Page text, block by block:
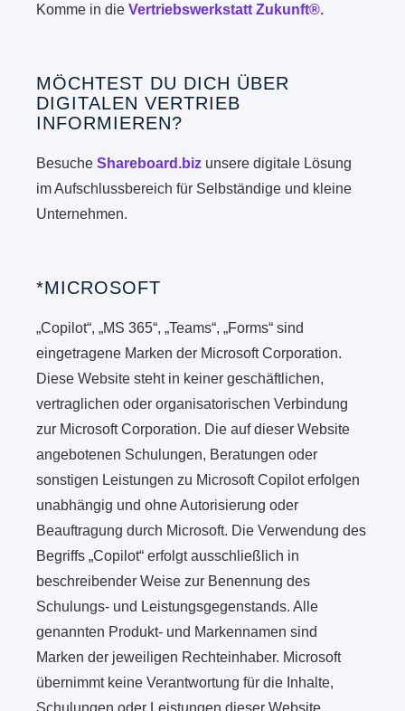
Komme in dieVertriebswerkstatt Zukunft®.
MÖCHTEST DU DICH ÜBER
DIGITALEN VERTRIEB
INFORMIEREN?
BesucheShareboard.biz unsere digitale Lösung
im Aufschlussbereich für Selbständige und kleine
Unternehmen.
*MICROSOFT
„Copilot“, „MS 365“, „Teams“, „Forms“ sind
eingetragene Marken der Microsoft Corporation.
Diese Website steht in keiner geschäftlichen,
vertraglichen oder organisatorischen Verbindung
zur Microsoft Corporation. Die auf dieser Website
angebotenen Schulungen, Beratungen oder
sonstigen Leistungen zu Microsoft Copilot erfolgen
unabhängig und ohne Autorisierung oder
Beauftragung durch Microsoft. Die Verwendung des
Begriffs „Copilot“ erfolgt ausschließlich in
beschreibender Weise zur Benennung des
Schulungs- und Leistungsgegenstands. Alle
genannten Produkt- und Markennamen sind
Marken der jeweiligen Rechteinhaber. Microsoft
übernimmt keine Verantwortung für die Inhalte,
Schulungen oder Leistungen dieser Website.